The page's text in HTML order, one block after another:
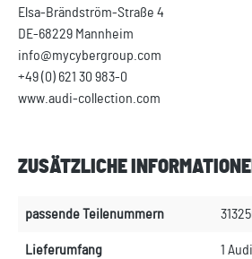
Elsa-Brändström-Straße 4
DE-68229 Mannheim
info@mycybergroup.com
+49 (0) 621 30 983-0
www.audi-collection.com
ZUSÄTZLICHE
passende Teilenummern
Lieferumfang 1